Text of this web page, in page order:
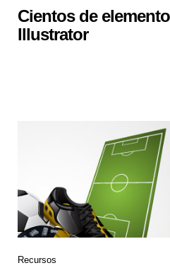
Cientos de
Illustrator
Recursos